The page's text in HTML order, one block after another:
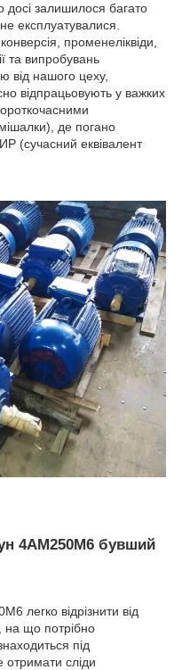
досі залишилося багато
експлуатувалися.
променеліквіди,
та випробувань
від нашого цеху,
відпрацьовують у важких
де погано
(сучасний еквівалент
4АМ250М6 бувший
легко відрізнити від
на що потрібно
під
сліди